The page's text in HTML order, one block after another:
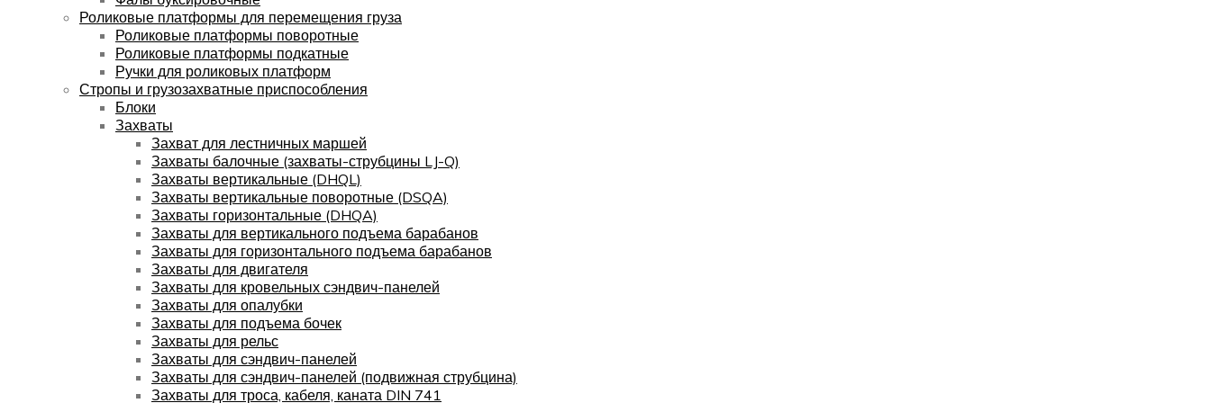
Роликовые платформы для перемещения груза
Роликовые платформы поворотные
Роликовые платформы подкатные
Ручки для роликовых платформ
Стропы и грузозахватные приспособления
Блоки
Захваты
Захват для лестничных маршей
Захваты балочные (захваты-струбцины LJ-Q)
Захваты вертикальные (DHQL)
Захваты вертикальные поворотные (DSQA)
Захваты горизонтальные (DHQA)
Захваты для вертикального подъема барабанов
Захваты для горизонтального подъема барабанов
Захваты для двигателя
Захваты для кровельных сэндвич-панелей
Захваты для опалубки
Захваты для подъема бочек
Захваты для рельс
Захваты для сэндвич-панелей
Захваты для сэндвич-панелей (подвижная струбцина)
Захваты для троса, кабеля, каната DIN 741